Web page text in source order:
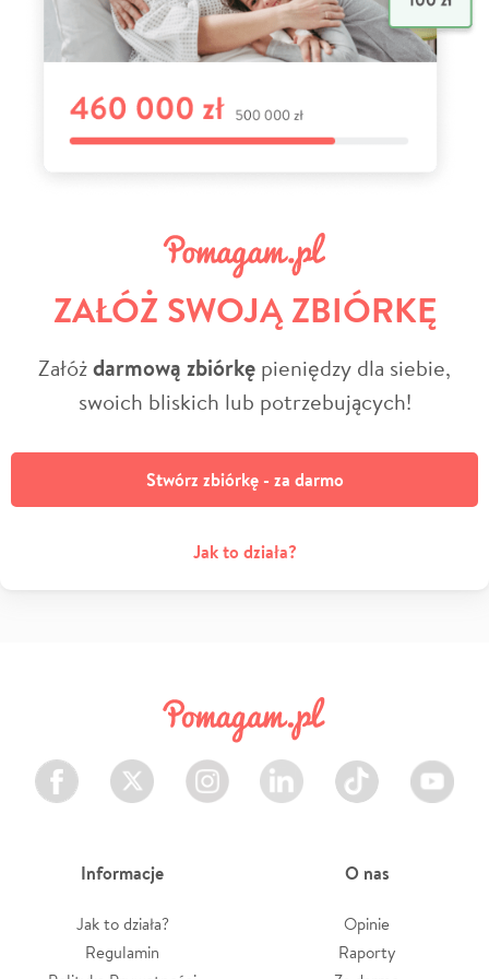
ZAŁÓŻ SWOJĄ ZBIÓRKĘ
Załóżdarmową zbiórkę pieniędzy dla siebie,
swoich bliskich lub potrzebujących!
Stwórz zbiórkę - za darmo
Jak to działa?
Facebook Twitter Instagram LinkedIn TikTok Youtube
Informacje
Jak to działa?
Regulamin
O nas
Opinie
Raporty